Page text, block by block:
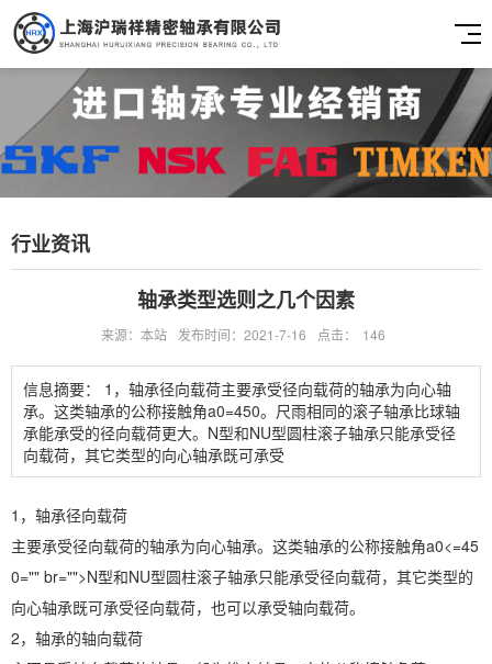
行业资讯
轴承类型选则之几个因素
来源：本站 发布时间：2021-7-16 点击： 146
信息摘要： 1，轴承径向载荷主要承受径向载荷的轴承为向心轴
承。这类轴承的公称接触角a0=450。尺雨相同的滚子轴承比球轴
承能承受的径向载荷更大。N型和NU型圆柱滚子轴承只能承受径
向载荷，其它类型的向心轴承既可承受
1，轴承径向载荷
主要承受径向载荷的轴承为向心轴承。这类轴承的公称接触角a0<=45
0="" br="">N型和NU型圆柱滚子轴承只能承受径向载荷，其它类型的
向心轴承既可承受径向载荷，也可以承受轴向载荷。
2，轴承的轴向载荷